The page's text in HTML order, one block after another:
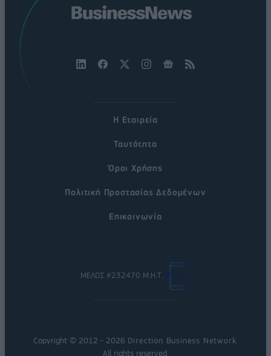
Η Εταιρεία
Ταυτότητα
Όροι Χρήσης
Πολιτική Προστασίας Δεδομένων
Επικοινωνία
ΜΕΛΟΣ #232470 Μ.Η.Τ.
Copyright © 2012 - 2026 Direction Business Network.
All rights reserved.